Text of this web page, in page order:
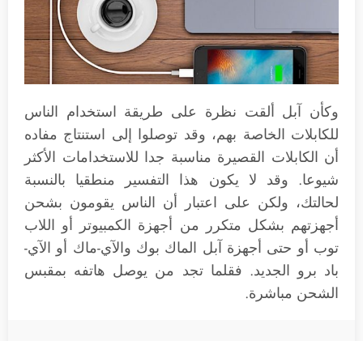
وكأن آبل ألقت نظرة على طريقة استخدام الناس
للكابلات الخاصة بهم، وقد توصلوا إلى استنتاج مفاده
أن الكابلات القصيرة مناسبة جدا للاستخدامات الأكثر
شيوعا. وقد لا يكون هذا التفسير منطقيا بالنسبة
لحالتك، ولكن على اعتبار أن الناس يقومون بشحن
أجهزتهم بشكل متكرر من أجهزة الكمبيوتر أو اللاب
توب أو حتى أجهزة آبل الماك بوك والآي-ماك أو الآي-
باد برو الجديد. فقلما تجد من يوصل هاتفه بمقبس
الشحن مباشرة.